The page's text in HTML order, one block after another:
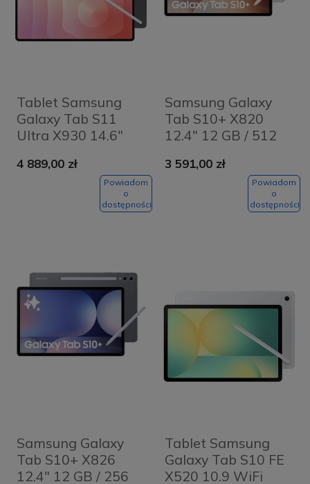
Tablet Samsung
Galaxy Tab S11
Ultra X930 14.6"
Szary - Grey
4 889,00 zł
Powiadom
o
dostępności
Samsung Galaxy
Tab S10+ X820
12.4" 12 GB / 512
Pen / Silver
3 591,00 zł
Powiadom
o
dostępności
Samsung Galaxy
Tab S10+ X826
12.4" 12 GB / 256
Tablet Samsung
Galaxy Tab S10 FE
X520 10.9 WiFi